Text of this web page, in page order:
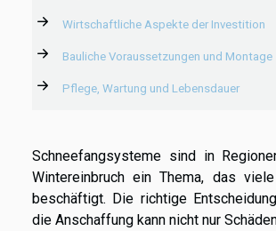
Wirtschaftliche Aspekte der Investition
Bauliche Voraussetzungen und Montage
Pflege, Wartung und Lebensdauer
Schneefangsysteme sind in
Wintereinbruch ein Thema, das
beschäftigt. Die richtige
die Anschaffung kann nicht nur